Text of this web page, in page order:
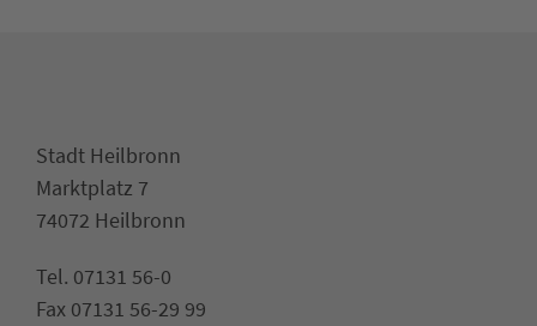
Stadt Heilbronn
Marktplatz 7
74072 Heilbronn
Tel. 07131 56-0
Fax 07131 56-29 99